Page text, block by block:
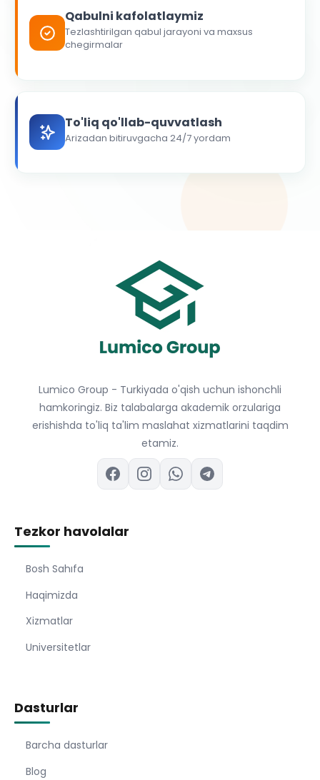
Qabulni kafolatlaymiz
Tezlashtirilgan qabul jarayoni va maxsus
chegirmalar
To'liq qo'llab-quvvatlash
Arizadan bitiruvgacha 24/7 yordam
Lumico Group - Turkiyada o'qish uchun ishonchli
hamkoringiz. Biz talabalarga akademik orzulariga
erishishda to'liq ta'lim maslahat xizmatlarini taqdim
etamiz.
Tezkor havolalar
Bosh Sahıfa
Haqimizda
Xizmatlar
Universitetlar
Dasturlar
Barcha dasturlar
Blog